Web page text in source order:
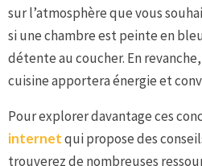
sur l’atmosphère que vous
si une chambre est peinte en
détente au coucher. En
cuisine apportera énergie et
Pour explorer davantage ces
internetqui propose des
trouverez de nombreuses